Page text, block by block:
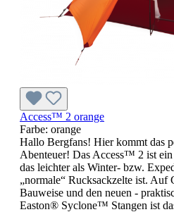
Access™ 2 orange
Farbe: orange
Hallo Bergfans! Hier kommt das
Abenteuer! Das Access™ 2 ist ein
das leichter als Winter- bzw.
„normale“ Rucksackzelte ist. Auf
Bauweise und den neuen -
Easton® Syclone™ Stangen ist